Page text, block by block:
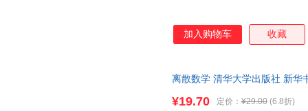
加入购物车 收藏
离散数学 清华大学出版社 新华
¥19.70 定价： ¥29.00 (6.8折)